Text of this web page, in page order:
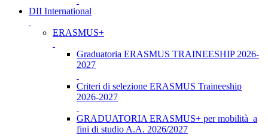
DII International
ERASMUS+
Graduatoria ERASMUS TRAINEESHIP 2026-
2027
Criteri di selezione ERASMUS Traineeship
2026-2027
GRADUATORIA ERASMUS+ per mobilità a
fini di studio A.A. 2026/2027